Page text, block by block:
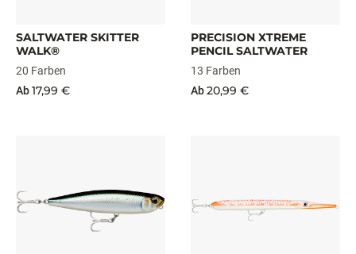
SALTWATER SKITTER
WALK®
20 Farben
Ab17,99 €
PRECISION XTREME
PENCIL SALTWATER
13 Farben
Ab20,99 €